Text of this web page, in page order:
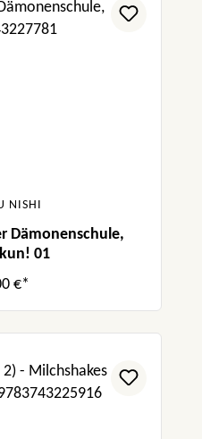
NISHI
Dämonenschule,
01
€*